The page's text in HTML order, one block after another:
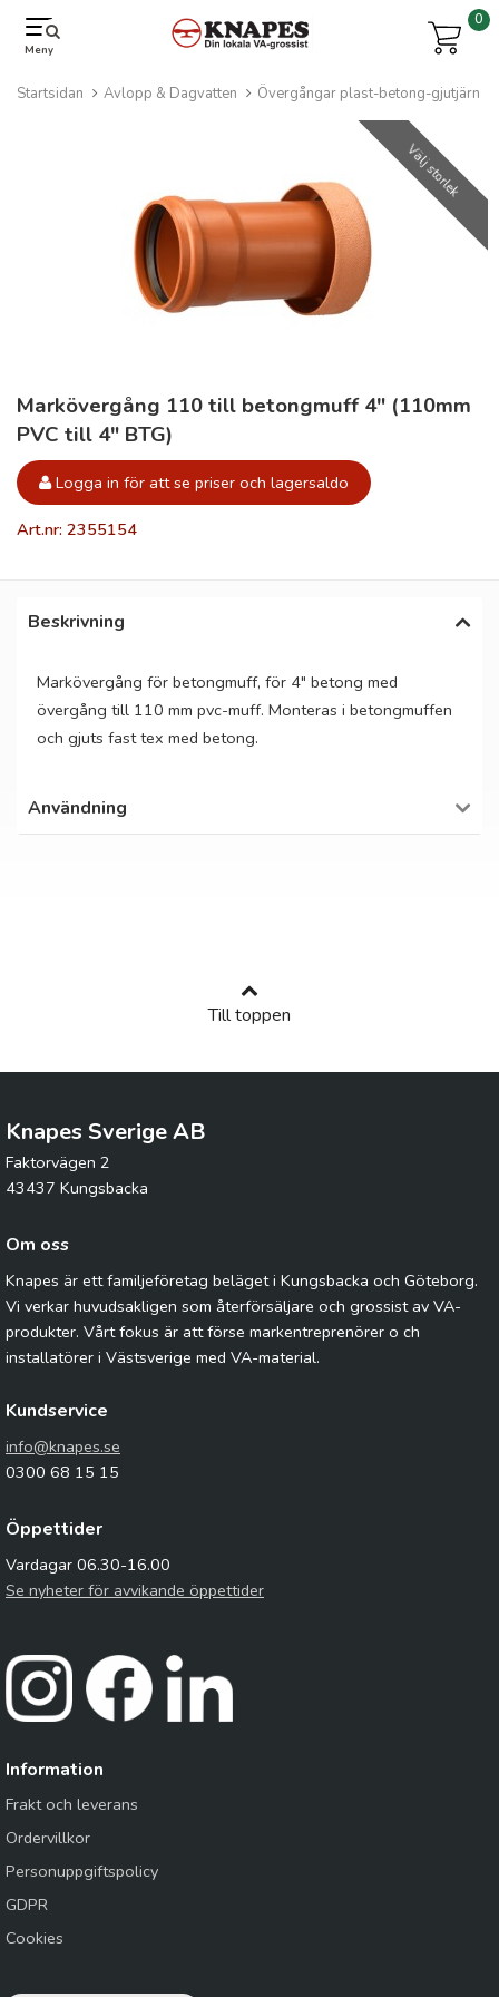
Meny
0
Startsidan Avlopp & Dagvatten Övergångar plast-betong-gjutjärn
Välj storlek
Markövergång 110 till betongmuff 4" (110mm
PVC till 4" BTG)
Logga in för att se priser och lagersaldo
Art.nr: 2355154
Beskrivning
Markövergång för betongmuff, för 4" betong med
övergång till 110 mm pvc-muff. Monteras i betongmuffen
och gjuts fast tex med betong.
Användning
Till toppen
Knapes Sverige AB
Faktorvägen 2
43437 Kungsbacka
Om oss
Knapes är ett familjeföretag beläget i Kungsbacka och Göteborg.
Vi verkar huvudsakligen som återförsäljare och grossist av VA-
produkter. Vårt fokus är att förse markentreprenörer o ch
installatörer i Västsverige med VA-material.
Kundservice
info@knapes.se
0300 68 15 15
Öppettider
Vardagar 06.30-16.00
Se nyheter för avvikande öppettider
Information
Frakt och leverans
Ordervillkor
Personuppgiftspolicy
GDPR
Cookies